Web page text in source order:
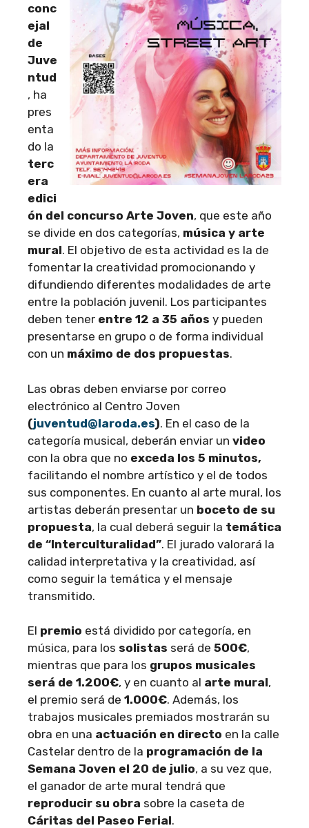
conc
ejal
de
Juve
ntud
, ha
pres
enta
do la
terc
era
edici
ón del concurso Arte Joven, que este año
se divide en dos categorías, música y arte
mural. El objetivo de esta actividad es la de
fomentar la creatividad promocionando y
difundiendo diferentes modalidades de arte
entre la población juvenil. Los participantes
deben tener entre 12 a 35 años y pueden
presentarse en grupo o de forma individual
con un máximo de dos propuestas.
Las obras deben enviarse por correo
electrónico al Centro Joven
(juventud@laroda.es). En el caso de la
categoría musical, deberán enviar un video
con la obra que no exceda los 5 minutos,
facilitando el nombre artístico y el de todos
sus componentes. En cuanto al arte mural, los
artistas deberán presentar un boceto de su
propuesta, la cual deberá seguir la temática
de “Interculturalidad”. El jurado valorará la
calidad interpretativa y la creatividad, así
como seguir la temática y el mensaje
transmitido.
El premio está dividido por categoría, en
música, para los solistas será de 500€,
mientras que para los grupos musicales
será de 1.200€, y en cuanto al arte mural,
el premio será de 1.000€. Además, los
trabajos musicales premiados mostrarán su
obra en una actuación en directo en la calle
Castelar dentro de la programación de la
Semana Joven el 20 de julio, a su vez que,
el ganador de arte mural tendrá que
reproducir su obra sobre la caseta de
Cáritas del Paseo Ferial.